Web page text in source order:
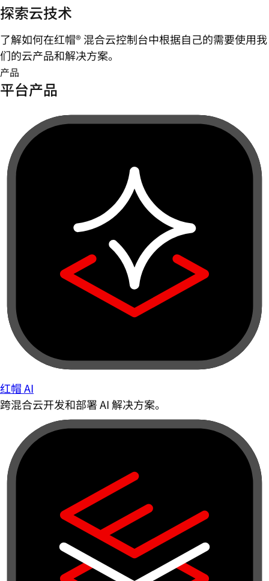
探索云技术
了解如何在红帽® 混合云控制台中根据自己的需要使用我
们的云产品和解决方案。
产品
平台产品
红帽 AI
跨混合云开发和部署 AI 解决方案。